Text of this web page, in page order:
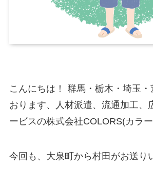
こんにちは！ 群馬・栃木・埼玉
おります、人材派遣、流通加工、
ービスの株式会社COLORS(カラー
今回も、大泉町から村田がお送り